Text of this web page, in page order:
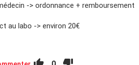
-> ordonnance + remboursement
au labo -> environ 20€